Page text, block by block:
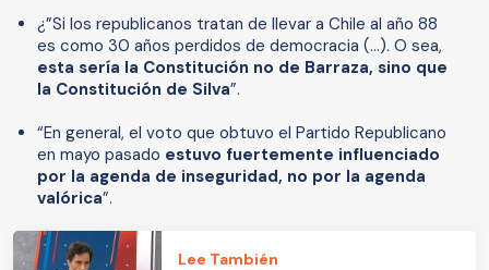
¿”Si los republicanos tratan de llevar a Chile al año 88
es como 30 años perdidos de democracia (…). O sea,
esta sería la Constitución no de Barraza, sino que
la Constitución de Silva”.
“En general, el voto que obtuvo el Partido Republicano
en mayo pasado estuvo fuertemente influenciado
por la agenda de inseguridad, no por la agenda
valórica”.
Lee También